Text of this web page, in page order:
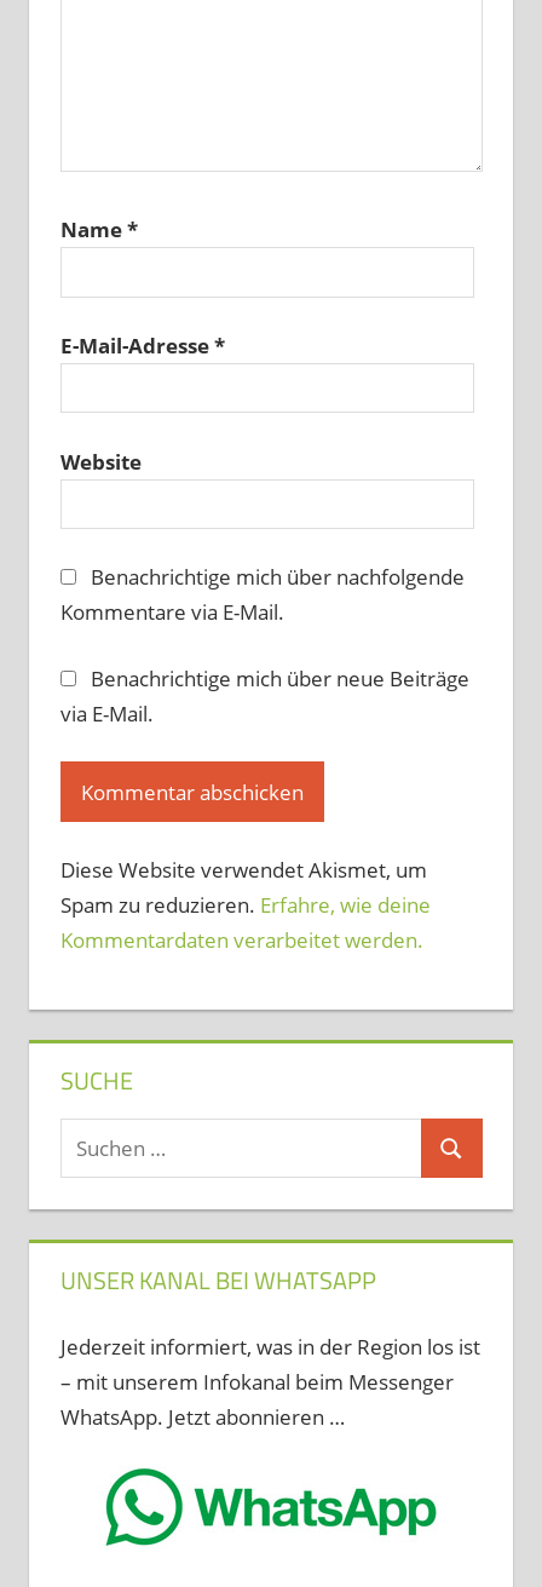
Name*
E-Mail-Adresse*
Website
Benachrichtige mich über nachfolgende
Kommentare via E-Mail.
Benachrichtige mich über neue Beiträge
via E-Mail.
Diese Website verwendet Akismet, um
Spam zu reduzieren. Erfahre, wie deine
Kommentardaten verarbeitet werden.
SUCHE
Suchen
nach:
Suchen
UNSER KANAL BEI WHATSAPP
Jederzeit informiert, was in der Region los ist
– mit unserem Infokanal beim Messenger
WhatsApp. Jetzt abonnieren …